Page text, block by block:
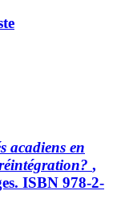
acadiens en
,
ISBN 978-2-